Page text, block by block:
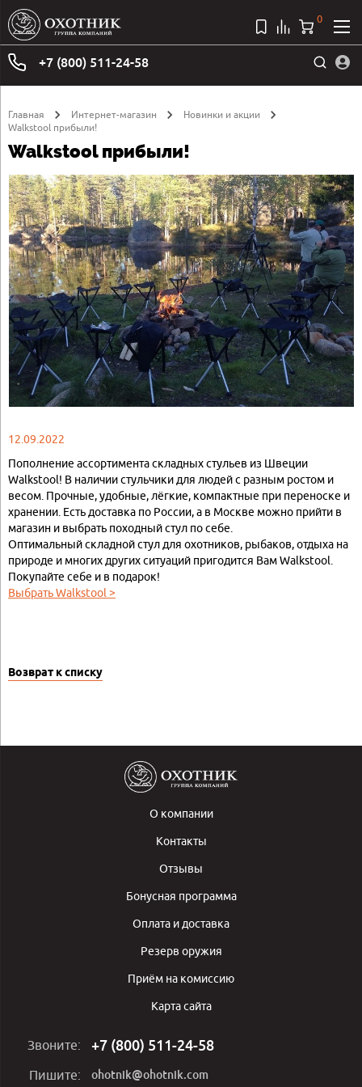
+7 (800) 511-24-58
0
Главная Интернет-магазин
Новинки и акции
Walkstool прибыли!
Walkstool прибыли!
12.09.2022
Пополнение ассортимента складных стульев из Швеции
Walkstool! В наличии стульчики для людей с разным ростом и
весом. Прочные, удобные, лёгкие, компактные при переноске и
хранении. Есть доставка по России, а в Москве можно прийти в
магазин и выбрать походный стул по себе.
Оптимальный складной стул для охотников, рыбаков, отдыха на
природе и многих других ситуаций пригодится Вам Walkstool.
Покупайте себе и в подарок!
Выбрать Walkstool >
Возврат к списку
О компании
Контакты
Отзывы
Бонусная программа
Оплата и доставка
Резерв оружия
Приём на комиссию
Карта сайта
Звоните: +7 (800) 511-24-58
Пишите: ohotnik@ohotnik.com